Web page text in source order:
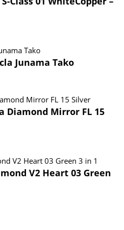
Junama Tako
Diamond Mirror FL 15
V2 Heart 03 Green